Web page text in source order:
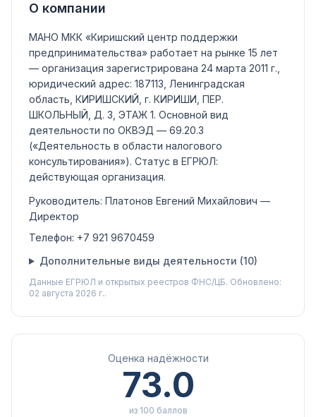
О компании
МАНО МКК «Киришский центр поддержки
предпринимательства» работает на рынке 15 лет
— организация зарегистрирована 24 марта 2011 г.,
юридический адрес: 187113, Ленинградская
область, КИРИШСКИЙ, г. КИРИШИ, ПЕР.
ШКОЛЬНЫЙ, Д. 3, ЭТАЖ 1. Основной вид
деятельности по ОКВЭД — 69.20.3
(«Деятельность в области налогового
консультирования»). Статус в ЕГРЮЛ:
действующая организация.
Руководитель: Платонов Евгений Михайлович —
Директор
Телефон: +7 921 9670459
Дополнительные виды деятельности (10)
Данные ЕГРЮЛ и открытых реестров ФНС/ЦБ. Обновлено:
02 августа 2026 г..
Оценка надёжности
73.0
из 100 баллов